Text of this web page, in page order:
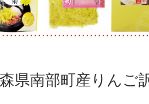
県南部町産りんご